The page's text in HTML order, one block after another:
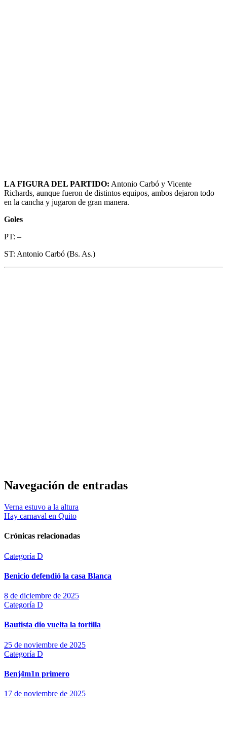
LA FIGURA DEL PARTIDO: Antonio Carbó y Vicente
Richards, aunque fueron de distintos equipos, ambos dejaron todo
en la cancha y jugaron de gran manera.
Goles
PT: –
ST: Antonio Carbó (Bs. As.)
Navegación de entradas
Verna estuvo a la altura
Hay carnaval en Quito
Crónicas relacionadas
Categoría D
Benicio defendió la casa Blanca
8 de diciembre de 2025
Categoría D
Bautista dio vuelta la tortilla
25 de noviembre de 2025
Categoría D
Benj4m1n primero
17 de noviembre de 2025